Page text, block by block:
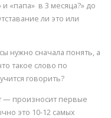
«папа» в 3 месяца?» до
ли это или
нужно сначала понять, а
такое слово по
говорить?
— произносит первые
это 10-12 самых